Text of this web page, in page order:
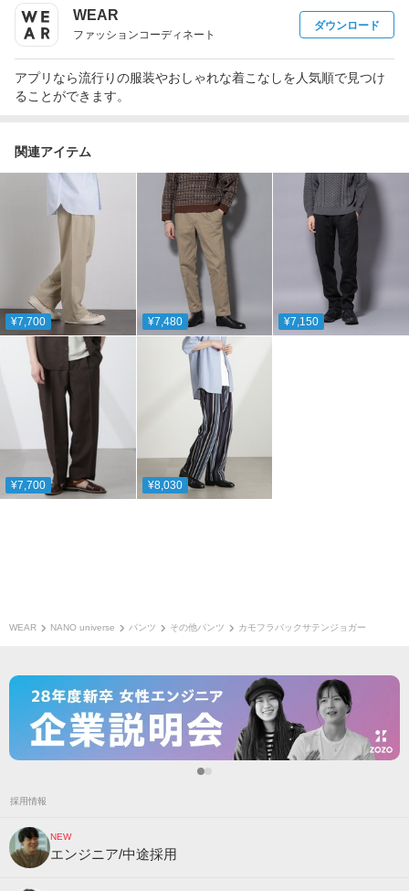
WEAR
ファッションコーディネート
ダウンロード
アプリなら流行りの服装やおしゃれな着こなしを人気順で見つけ
ることができます。
関連アイテム
¥7,700 ¥7,480 ¥7,150
¥7,700 ¥8,030
WEAR NANO universe パンツ その他パンツ カモフラバックサテンジョガー
採用情報
NEW
エンジニア/中途採用